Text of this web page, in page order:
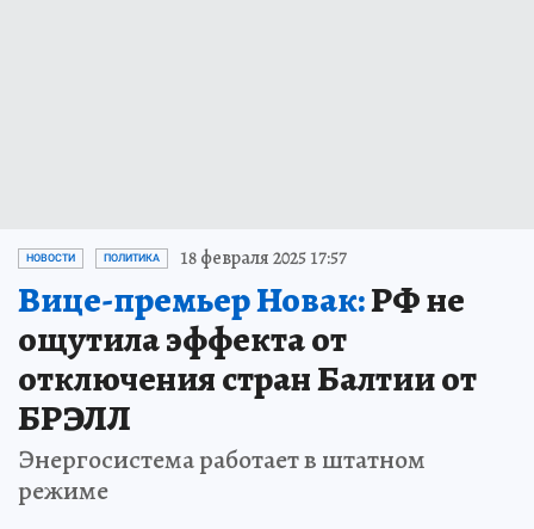
НОВОСТИ ПОЛИТИКА 18 февраля 2025 17:57
Вице-премьер Новак:РФ не
ощутила эффекта от
отключения стран Балтии от
БРЭЛЛ
Энергосистема работает в штатном
режиме